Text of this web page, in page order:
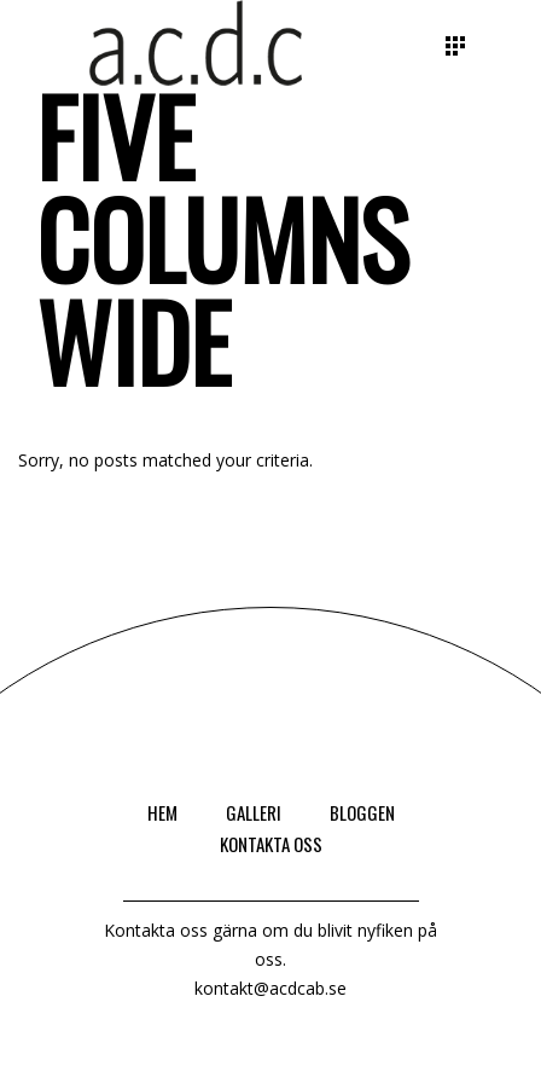
FIVE
COLUMNS
WIDE
Sorry, no posts matched your criteria.
HEM GALLERI
BLOGGEN
KONTAKTA OSS
Kontakta oss gärna om du blivit nyfiken på
oss.
kontakt@acdcab.se